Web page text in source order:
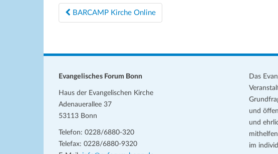
Beitragsnavigation
BARCAMP Kirche Online
Evangelisches Forum Bonn
Haus der Evangelischen Kirche
Adenauerallee 37
53113 Bonn
Telefon: 0228/6880-320
Telefax: 0228/6880-9320
Das
und
und
im